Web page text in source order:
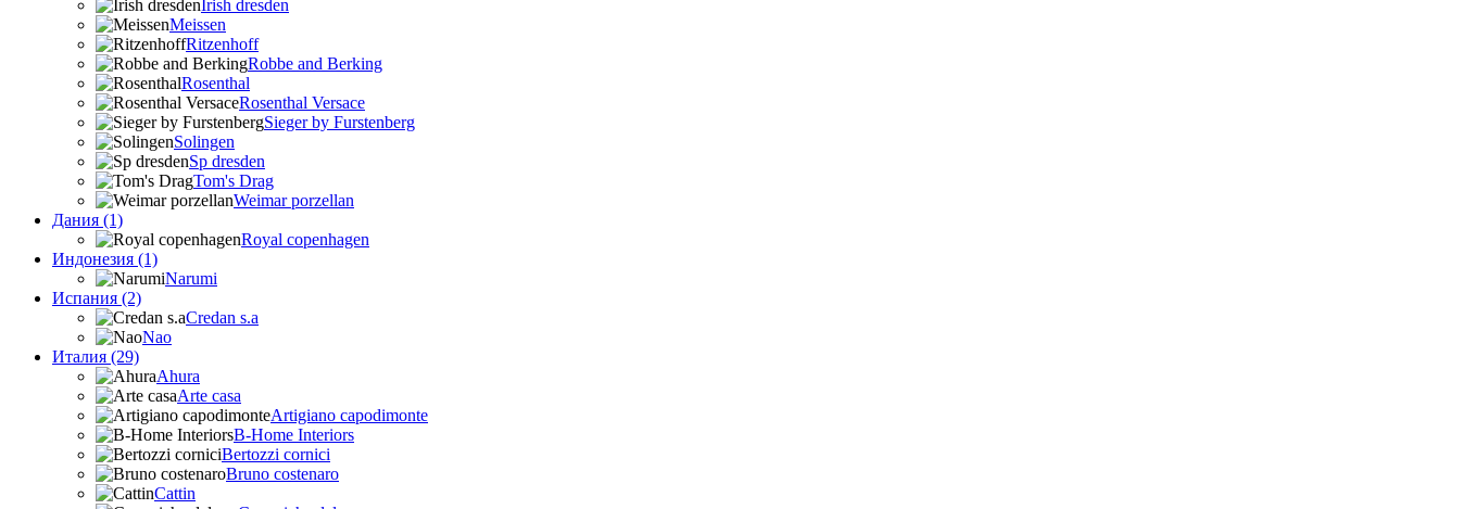
Irish dresden
Meissen
Ritzenhoff
Robbe and Berking
Rosenthal
Rosenthal Versace
Sieger by Furstenberg
Solingen
Sp dresden
Tom's Drag
Weimar porzellan
Дания (1)
Royal copenhagen
Индонезия (1)
Narumi
Испания (2)
Credan s.a
Nao
Италия (29)
Ahura
Arte casa
Artigiano capodimonte
B-Home Interiors
Bertozzi cornici
Bruno costenaro
Cattin